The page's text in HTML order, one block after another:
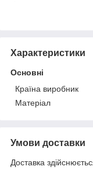
Характеристики
Основні
Країна виробник
Матеріал
Умови доставки
Доставка